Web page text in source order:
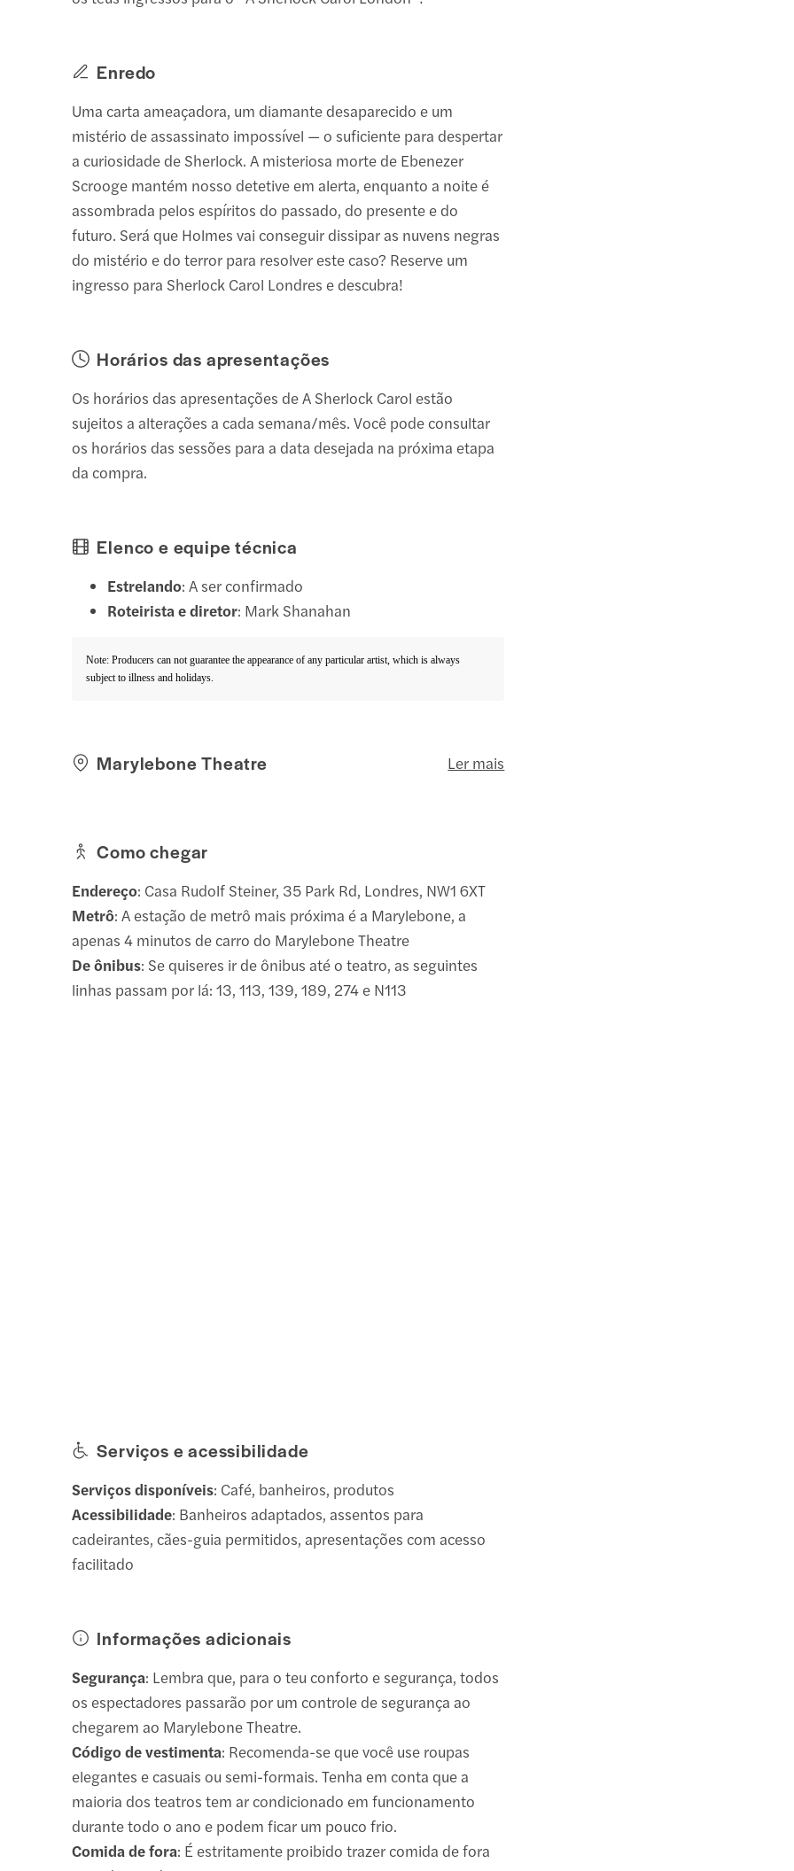
Enredo
Uma carta ameaçadora, um diamante desaparecido e um
mistério de assassinato impossível — o suficiente para despertar
a curiosidade de Sherlock. A misteriosa morte de Ebenezer
Scrooge mantém nosso detetive em alerta, enquanto a noite é
assombrada pelos espíritos do passado, do presente e do
futuro. Será que Holmes vai conseguir dissipar as nuvens negras
do mistério e do terror para resolver este caso? Reserve um
ingresso para Sherlock Carol Londres e descubra!
Horários das apresentações
Os horários das apresentações de A Sherlock Carol estão
sujeitos a alterações a cada semana/mês. Você pode consultar
os horários das sessões para a data desejada na próxima etapa
da compra.
Elenco e equipe técnica
Estrelando: A ser confirmado
Roteirista e diretor: Mark Shanahan
Note: Producers can not guarantee the appearance of any particular artist, which is always
subject to illness and holidays.
Marylebone Theatre Ler mais
Como chegar
Endereço: Casa Rudolf Steiner, 35 Park Rd, Londres, NW1 6XT
Metrô: A estação de metrô mais próxima é a Marylebone, a
apenas 4 minutos de carro do Marylebone Theatre
De ônibus: Se quiseres ir de ônibus até o teatro, as seguintes
linhas passam por lá: 13, 113, 139, 189, 274 e N113
Serviços e acessibilidade
Serviços disponíveis: Café, banheiros, produtos
Acessibilidade: Banheiros adaptados, assentos para
cadeirantes, cães-guia permitidos, apresentações com acesso
facilitado
Informações adicionais
Segurança: Lembra que, para o teu conforto e segurança, todos
os espectadores passarão por um controle de segurança ao
chegarem ao Marylebone Theatre.
Código de vestimenta: Recomenda-se que você use roupas
elegantes e casuais ou semi-formais. Tenha em conta que a
maioria dos teatros tem ar condicionado em funcionamento
durante todo o ano e podem ficar um pouco frio.
Comida de fora: É estritamente proibido trazer comida de fora